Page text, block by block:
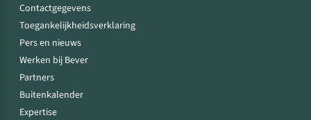
Contactgegevens
Toegankelijkheidsverklaring
Pers en nieuws
Werken bij Bever
Partners
Buitenkalender
Expertise